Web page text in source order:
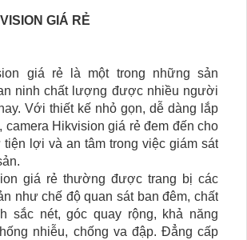
GIÁ RẺ
giá rẻ là một trong những sản
ninh chất lượng được nhiều người
Với thiết kế nhỏ gọn, dễ dàng lắp
camera Hikvision giá rẻ đem đến cho
lợi và an tâm trong việc giám sát
giá rẻ thường được trang bị các
như chế độ quan sát ban đêm, chất
sắc nét, góc quay rộng, khả năng
nhiễu, chống va đập. Đẳng cấp